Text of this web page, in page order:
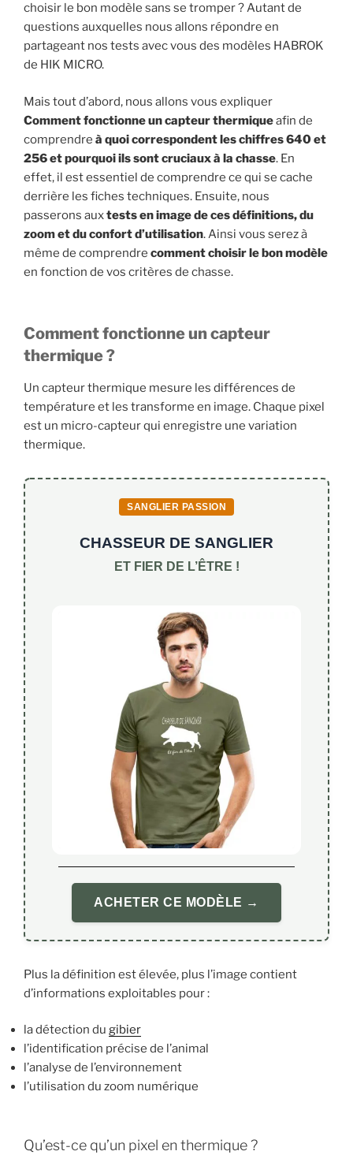
choisir le bon modèle sans se tromper ? Autant de
questions auxquelles nous allons répondre en
partageant nos tests avec vous des modèles HABROK
de HIK MICRO.
Mais tout d’abord, nous allons vous expliquer
Comment fonctionne un capteur thermiqueafin de
comprendre à quoi correspondent les chiffres 640 et
256 et pourquoi ils sont cruciaux à la chasse. En
effet, il est essentiel de comprendre ce qui se cache
derrière les fiches techniques. Ensuite, nous
passerons auxtests en image de ces définitions, du
zoom et du confort d’utilisation. Ainsi vous serez à
même de comprendre comment choisir le bon modèle
en fonction de vos critères de chasse.
Comment fonctionne un capteur
thermique ?
Un capteur thermique mesure les différences de
température et les transforme en image. Chaque pixel
est un micro-capteur qui enregistre une variation
thermique.
SANGLIER PASSION
CHASSEUR DE SANGLIER
ET FIER DE L’ÊTRE !
ACHETER CE MODÈLE →
Plus la définition est élevée, plus l’image contient
d’informations exploitables pour :
la détection du gibier
l’identification précise de l’animal
l’analyse de l’environnement
l’utilisation du zoom numérique
Qu’est-ce qu’un pixel en thermique ?